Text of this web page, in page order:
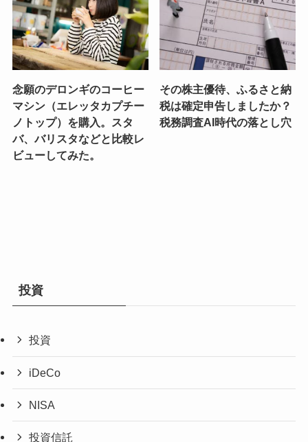
念願のデロンギのコーヒー
マシン（エレッタカプチー
ノトップ）を購入。スタ
バ、バリスタなどと比較レ
ビューしてみた。
その株主優待、ふるさと納
税は確定申告しましたか？
税務調査AI時代の落とし穴
投資
投資
iDeCo
NISA
投資信託